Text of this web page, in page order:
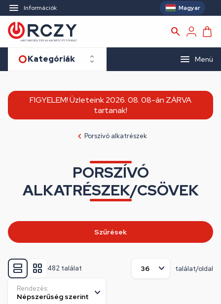
Információk Magyar
Kategóriák Menü
FIGYELEM! Üzleteink 2026. 08. 08-án ZÁRVA
tartanak!
Porszívó alkatrészek
PORSZÍVÓ
ALKATRÉSZEK/CSÖVEK
482 találat találat/oldal
Rendezés:
Szűrések